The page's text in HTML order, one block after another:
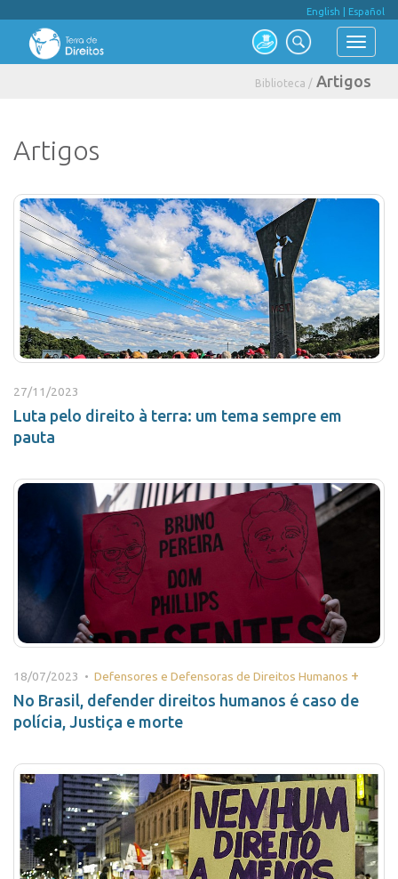
English Español
Biblioteca / Artigos
Artigos
27/11/2023
Luta pelo direito à terra: um tema sempre em
pauta
18/07/2023 • Defensores e Defensoras de Direitos Humanos +
No Brasil, defender direitos humanos é caso de
polícia, Justiça e morte